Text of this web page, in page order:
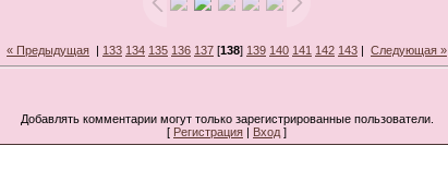
« Предыдущая | 133 134 135 136 137 [138] 139 140 141 142 143 | Следующая »
Добавлять комментарии могут только зарегистрированные пользователи.
[ Регистрация Вход ]